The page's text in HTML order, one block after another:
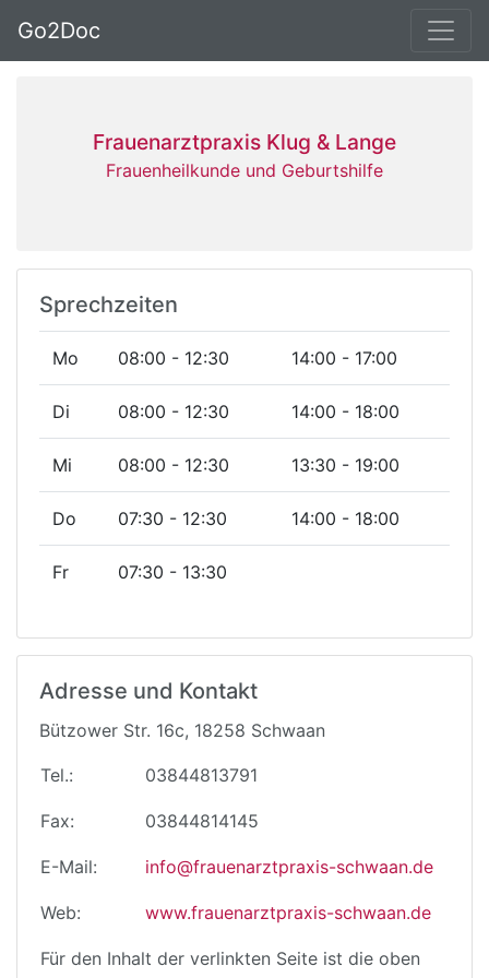
Go2Doc
Frauenarztpraxis Klug & Lange
Frauenheilkunde und Geburtshilfe
Sprechzeiten
Mo 08:00 - 12:30 14:00 - 17:00
Di 08:00 - 12:30 14:00 - 18:00
Mi 08:00 - 12:30 13:30 - 19:00
Do 07:30 - 12:30 14:00 - 18:00
Fr 07:30 - 13:30
Adresse und Kontakt
Bützower Str. 16c, 18258 Schwaan
Tel.: 03844813791
Fax: 03844814145
E-Mail: info@frauenarztpraxis-schwaan.de
Web: www.frauenarztpraxis-schwaan.de
Für den Inhalt der verlinkten Seite ist die oben